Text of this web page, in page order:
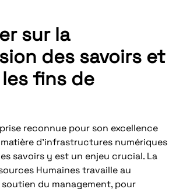
sur la
des savoirs et
fins de
reconnue pour son excellence
d’infrastructures numériques
savoirs y est un enjeu crucial. La
Humaines travaille au
du management, pour